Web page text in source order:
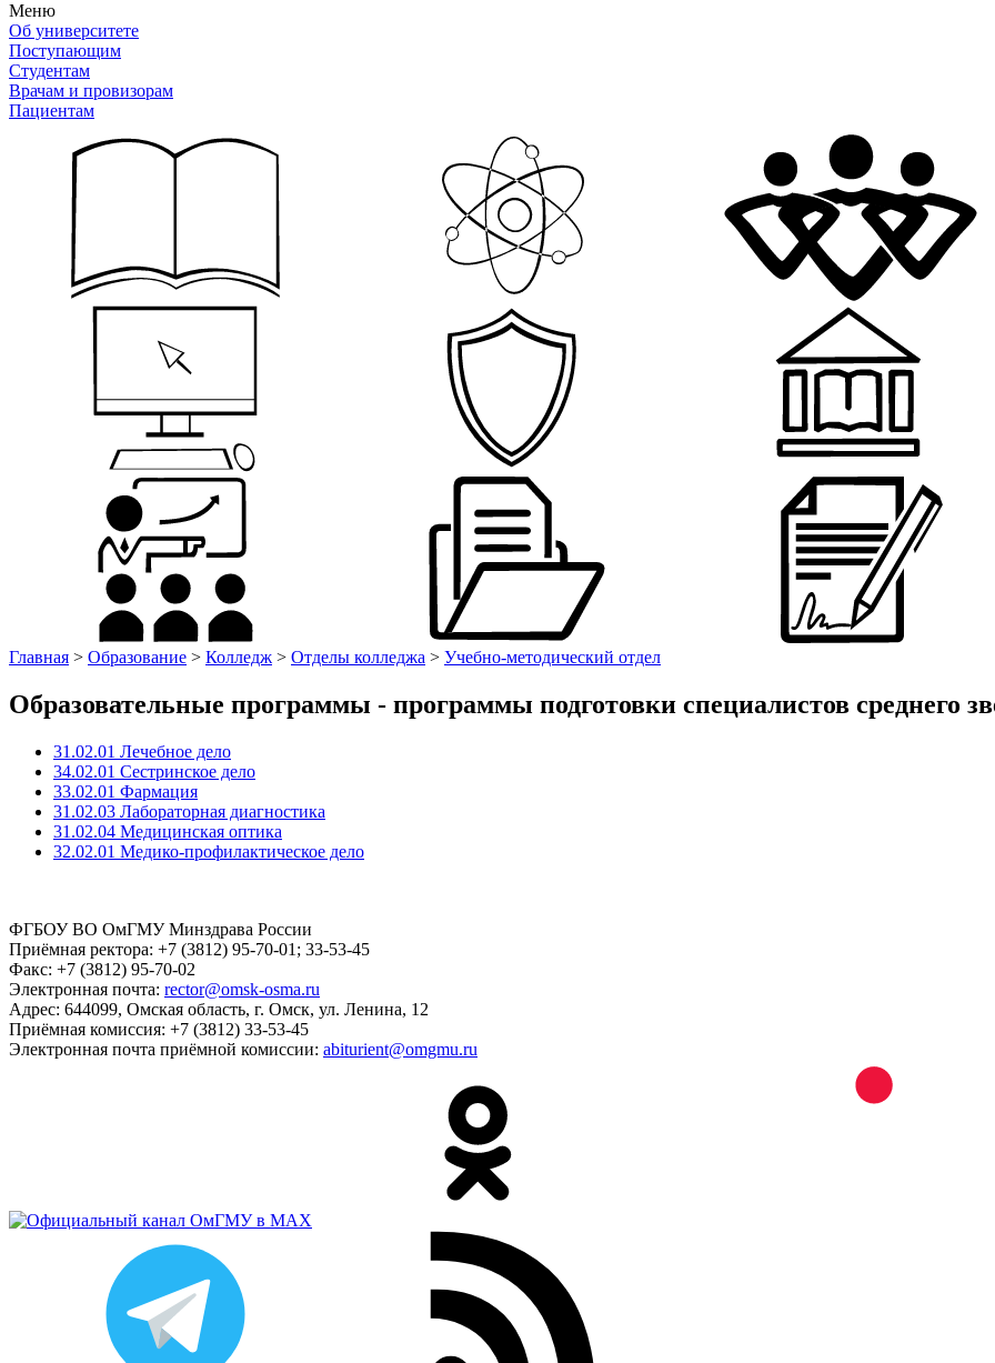
Меню
Об университете
Поступающим
Студентам
Врачам и провизорам
Пациентам
Главная > Образование > Колледж > Отделы колледжа > Учебно-методический отдел
Образовательные программы - программы подготовки специалистов среднего
31.02.01 Лечебное дело
34.02.01 Сестринское дело
33.02.01 Фармация
31.02.03 Лабораторная диагностика
31.02.04 Медицинская оптика
32.02.01 Медико-профилактическое дело
ФГБОУ ВО ОмГМУ Минздрава России
Приёмная ректора: +7 (3812) 95-70-01; 33-53-45
Факс: +7 (3812) 95-70-02
Электронная почта: rector@omsk-osma.ru
Адрес: 644099, Омская область, г. Омск, ул. Ленина, 12
Приёмная комиссия: +7 (3812) 33-53-45
Электронная почта приёмной комиссии: abiturient@omgmu.ru